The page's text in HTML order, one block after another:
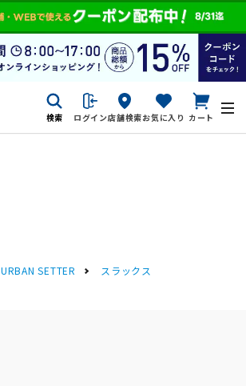
検索 ログイン店舗検索お気に入り カート
URBAN SETTER スラックス